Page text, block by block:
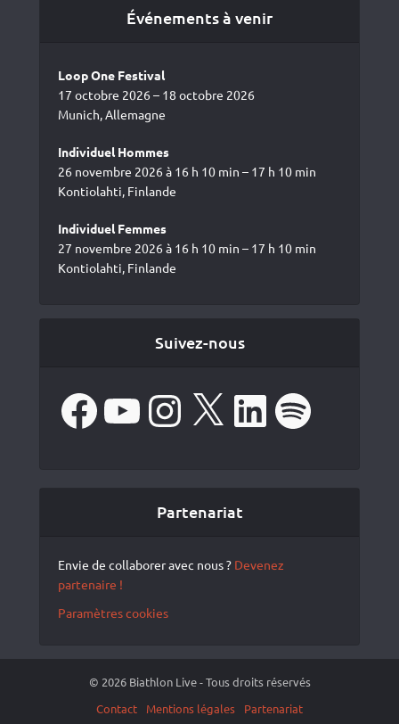
Événements à venir
Loop One Festival
17 octobre 2026 – 18 octobre 2026
Munich, Allemagne
Individuel Hommes
26 novembre 2026 à 16 h 10 min – 17 h 10 min
Kontiolahti, Finlande
Individuel Femmes
27 novembre 2026 à 16 h 10 min – 17 h 10 min
Kontiolahti, Finlande
Suivez-nous
FacebookYouTube Instagram LinkedIn Spotify
Partenariat
Envie de collaborer avec nous ? Devenez
partenaire !
Paramètres cookies
© 2026 Biathlon Live - Tous droits réservés
Contact
Mentions légales Partenariat